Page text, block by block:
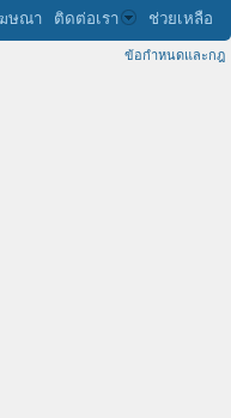
ษณา ติดต่อเรา ช่วยเหลือ
ข้อกำหนดและกฎ